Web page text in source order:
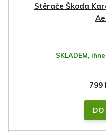
Stěrače Škoda
SKLADEM,
799
DO